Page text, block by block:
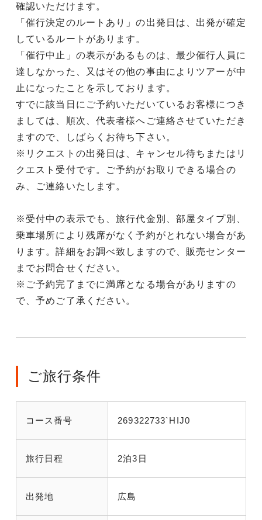
確認いただけます。
「催行決定のルートあり」の出発日は、出発が確定
しているルートがあります。
「催行中止」の表示があるものは、最少催行人員に
達しなかった、又はその他の事由によりツアーが中
止になったことを示しております。
すでに該当日にご予約いただいているお客様につき
ましては、順次、代表者様へご連絡させていただき
ますので、しばらくお待ち下さい。
※リクエストの出発日は、キャンセル待ちまたはリ
クエスト受付です。ご予約がお取りできる場合の
み、ご連絡いたします。
※受付中の表示でも、旅行代金別、部屋タイプ別、
乗車場所により残席がなく予約がとれない場合があ
ります。詳細をお調べ致しますので、販売センター
までお問合せください。
※ご予約完了までに満席となる場合がありますの
で、予めご了承ください。
ご旅行条件
コース番号 269322733`HIJ0
旅行日程 2泊3日
出発地 広島